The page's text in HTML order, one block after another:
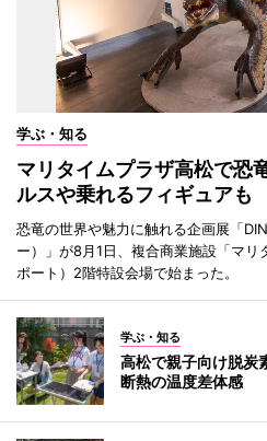
学ぶ・知る
マリタイムプラザ高松で
ルスや乗れるフィギュアも
恐竜の世界や魅力に触れる企画展「
ー）」が8月1日、複合商業施設「マ
ポート）2階特設会場で始まった。
学ぶ・知る
高松で親子向け脱
断熱の温度差体感